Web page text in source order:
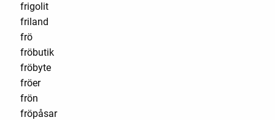
frigolit
friland
frö
fröbutik
fröbyte
fröer
frön
fröpåsar